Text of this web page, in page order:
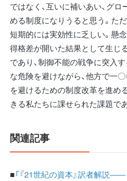
ではなく、互いに補いあい、グ
める制度になりうると思う。た
短期的には実効性に乏しい。懸
得格差が開いた結果として生じ
であり、制御不能の戦争に突入
な危険を避けながら、他方で一〇
を避けるための制度改革を進め
きる私たちに課せられた課題で
関連記事
■「『21世紀の資本』訳者解説